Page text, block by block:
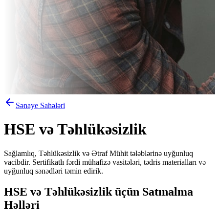
Sənaye Sahələri
HSE və Təhlükəsizlik
Sağlamlıq, Təhlükəsizlik və Ətraf Mühit tələblərinə uyğunluq
vacibdir. Sertifikatlı fərdi mühafizə vasitələri, tədris materialları və
uyğunluq sənədləri təmin edirik.
HSE və Təhlükəsizlik üçün Satınalma
Həlləri